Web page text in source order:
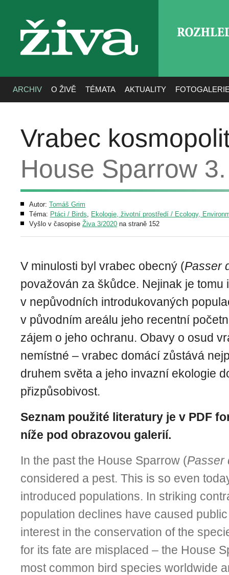
živa
ARCHIV O ŽIVĚ TÉMATA AKTUALITY
Vrabec
House Sparrow
Autor: Tomáš Grim
Téma: Ptáci / Birds, Ekologie, životní prostředí / Ecology,
Vyšlo v časopise Živa 3/2020 na straně 152
V minulosti byl vrabec obecný (Passer
považován za škůdce. Nejinak je tomu
v nepůvodních introdukovaných
v původním areálu jeho recentní
zájem o jeho ochranu. Obavy o osud
nemístné – vrabec domácí zůstává
druhem světa a jeho invazní ekologie
přizpůsobivost.
Seznam použité literatury je v PDF
níže pod obrazovou galerií.
In the past the House Sparrow (Passer
considered a pest. This is so even
introduced populations. In striking
population declines have caused
interest in the conservation of the
for its fate are misplaced – the House
most common bird species worldwide